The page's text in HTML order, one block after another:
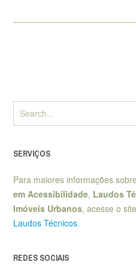
SERVIÇOS
Para maiores informações
em Acessibilidade, Laudos
Imóveis Urbanos, acesse o
Laudos Técnicos.
REDES SOCIAIS